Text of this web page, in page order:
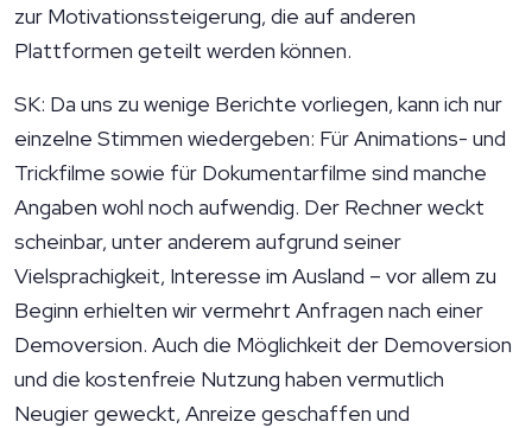
zur Motivationssteigerung, die auf anderen
Plattformen geteilt werden können.
SK: Da uns zu wenige Berichte vorliegen, kann ich nur
einzelne Stimmen wiedergeben: Für Animations- und
Trickfilme sowie für Dokumentarfilme sind manche
Angaben wohl noch aufwendig. Der Rechner weckt
scheinbar, unter anderem aufgrund seiner
Vielsprachigkeit, Interesse im Ausland – vor allem zu
Beginn erhielten wir vermehrt Anfragen nach einer
Demoversion. Auch die Möglichkeit der Demoversion
und die kostenfreie Nutzung haben vermutlich
Neugier geweckt, Anreize geschaffen und